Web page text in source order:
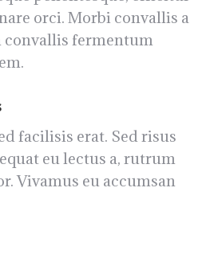
orci. Morbi convallis a
convallis fermentum
facilisis erat. Sed risus
eu lectus a, rutrum
Vivamus eu accumsan